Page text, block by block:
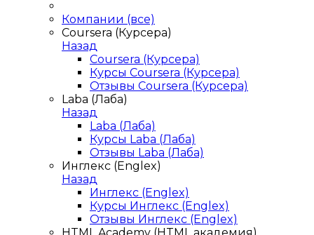
Компании (все)
Coursera (Курсера)
Назад
Coursera (Курсера)
Курсы Coursera (Курсера)
Отзывы Coursera (Курсера)
Laba (Лаба)
Назад
Laba (Лаба)
Курсы Laba (Лаба)
Отзывы Laba (Лаба)
Инглекс (Englex)
Назад
Инглекс (Englex)
Курсы Инглекс (Englex)
Отзывы Инглекс (Englex)